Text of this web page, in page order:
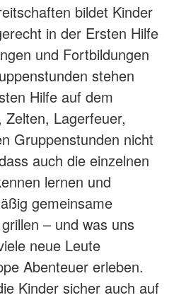
bildet Kinder
in der Ersten Hilfe
und Fortbildungen
stehen
Hilfe auf dem
Lagerfeuer,
Gruppenstunden nicht
auch die einzelnen
lernen und
gemeinsame
– und was uns
neue Leute
Abenteuer erleben.
Kinder sicher auch auf